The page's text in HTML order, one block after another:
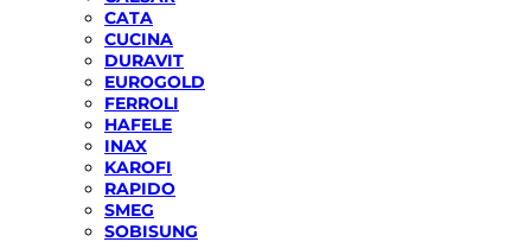
CATA
CUCINA
DURAVIT
EUROGOLD
FERROLI
HAFELE
INAX
KAROFI
RAPIDO
SMEG
SOBISUNG